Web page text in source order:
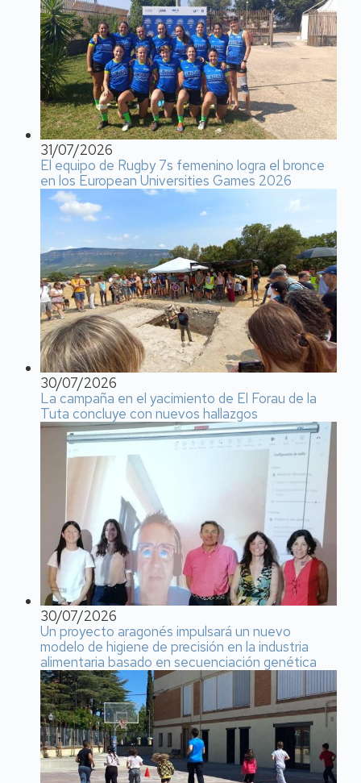
31/07/2026
El equipo de Rugby 7s femenino logra el bronce
en los European Universities Games 2026
30/07/2026
La campaña en el yacimiento de El Forau de la
Tuta concluye con nuevos hallazgos
30/07/2026
Un proyecto aragonés impulsará un nuevo
modelo de higiene de precisión en la industria
alimentaria basado en secuenciación genética